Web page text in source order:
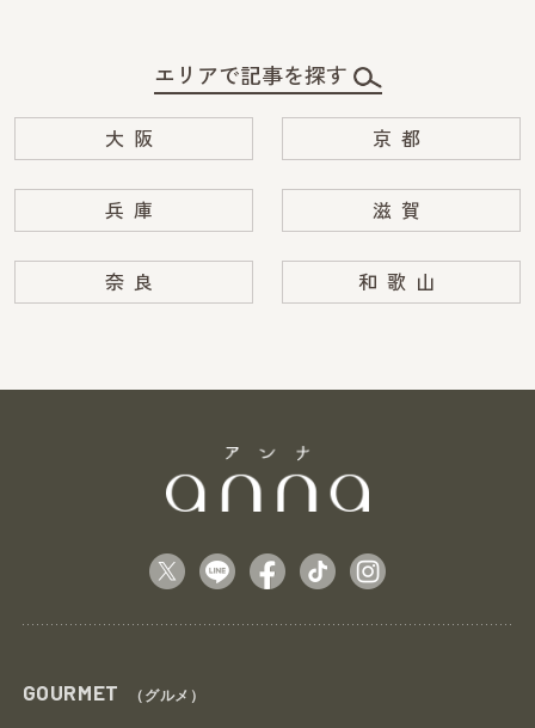
エリアで記事を探す
大阪 京都
兵庫 滋賀
奈良 和歌山
GOURMET （グルメ）